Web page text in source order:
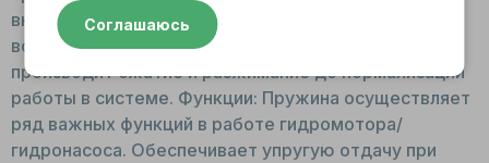
внутренней части блока цилиндров. При
возникновении сбоя в работе качающего узла
производит сжатие и разжимание до нормализации
работы в системе. Функции: Пружина осуществляет
ряд важных функций в работе гидромотора/
гидронасоса. Обеспечивает упругую отдачу при
Соглашаюсь